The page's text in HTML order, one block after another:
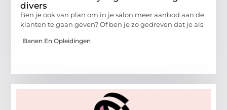
divers
Ben je ook van plan om in je salon meer aanbod aan de
klanten te gaan geven? Of ben je zo gedreven dat je als
Banen En Opleidingen